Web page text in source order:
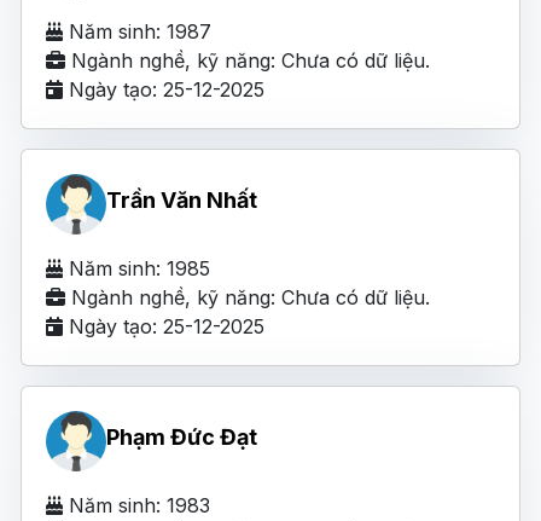
Năm sinh: 1987
Ngành nghề, kỹ năng: Chưa có dữ liệu.
Ngày tạo: 25-12-2025
Trần Văn Nhất
Năm sinh: 1985
Ngành nghề, kỹ năng: Chưa có dữ liệu.
Ngày tạo: 25-12-2025
Phạm Đức Đạt
Năm sinh: 1983